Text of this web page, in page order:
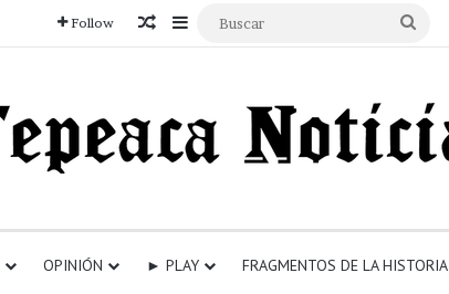
Follow Articulo aleatorio
Sidebar
OPINIÓN ► PLAY FRAGMENTOS DE LA HISTORIA